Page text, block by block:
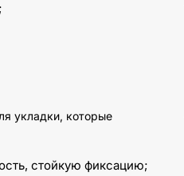
укладки, которые
стойкую фиксацию;